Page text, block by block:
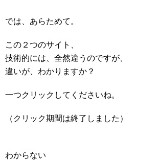
では、あらためて。
この２つのサイト、
技術的には、全然違うのですが、
違いが、わかりますか？
一つクリックしてくださいね。
（クリック期間は終了しました）
わからない